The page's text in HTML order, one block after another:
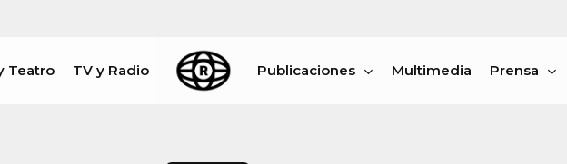
Teatro TV y Radio Publicaciones Multimedia Prensa